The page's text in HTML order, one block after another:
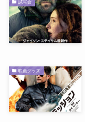
試写会
映画グッズ